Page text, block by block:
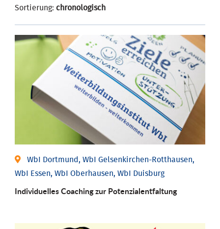
Sortierung: chronologisch
WbI Dortmund, WbI Gelsenkirchen-Rotthausen,
WbI Essen, WbI Oberhausen, WbI Duisburg
Individuelles Coaching zur Potenzialentfaltung